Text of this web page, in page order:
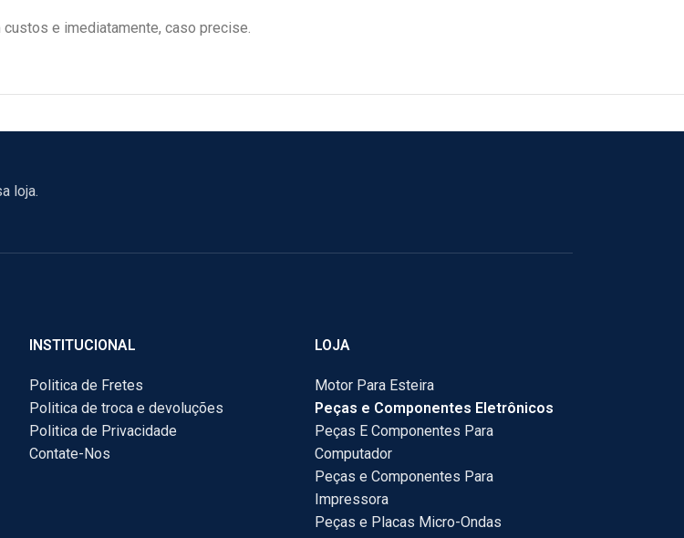
e imediatamente, caso precise.
loja.
INSTITUCIONAL
Politica de Fretes
Politica de troca e devoluções
Politica de Privacidade
Contate-Nos
LOJA
Motor Para Esteira
Peças e Componentes Eletrônicos
Peças E Componentes Para
Computador
Peças e Componentes Para
Impressora
Peças e Placas Micro-Ondas